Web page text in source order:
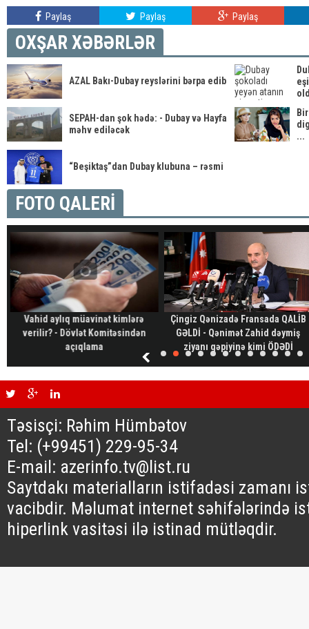
Paylaş Paylaş Paylaş
OXŞAR XƏBƏRLƏR
AZAL Bakı-Dubay reyslərini bərpa edib
SEPAH-dan şok hədə: - Dubay və Hayfa
məhv ediləcək
...
“Beşiktaş”dan Dubay klubuna – rəsmi
FOTO QALERİ
Vahid aylıq müavinət kimlərə
verilir? - Dövlət Komitəsindən
açıqlama
Çingiz Qənizadə Fransada QALİB
GƏLDİ - Qənimət Zahid dəymiş
ziyanı qəpiyinə kimi ÖDƏDİ
Təsisçi: Rəhim Hümbətov
Tel: (+99451) 229-95-34
E-mail: azerinfo.tv@list.ru
Saytdakı materialların istifadəsi zamanı
vacibdir. Məlumat internet səhifələrində
hiperlink vasitəsi ilə istinad mütləqdir.